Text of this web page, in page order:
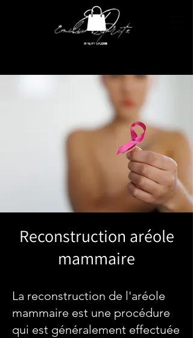
Reconstruction aréole
mammaire
La reconstruction de l'aréole
mammaire est une procédure
qui est généralement effectuée